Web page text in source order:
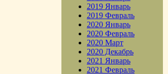
2019 Январь
2019 Февраль
2020 Январь
2020 Февраль
2020 Март
2020 Декабрь
2021 Январь
2021 Февраль